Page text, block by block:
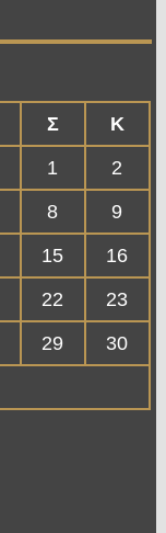
Σ
Κ
1
2
8
9
15
16
22
23
29
30